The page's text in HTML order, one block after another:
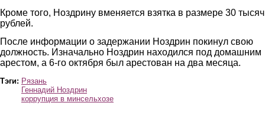
Кроме того, Ноздрину вменяется взятка в размере 30 тысяч
рублей.
После информации о задержании Ноздрин покинул свою
должность. Изначально Ноздрин находился под домашним
арестом, а 6-го октября был арестован на два месяца.
Тэги: Рязань
Геннадий Ноздрин
коррупция в минсельхозе